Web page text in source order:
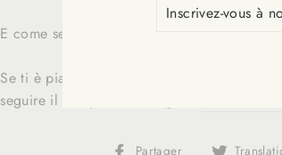
E come sempre….FUEL YOUR MIND. LOVE
Se ti è piaciuto questo flow Martina ti
seguire il suo profilo instagram
Partager
Translation